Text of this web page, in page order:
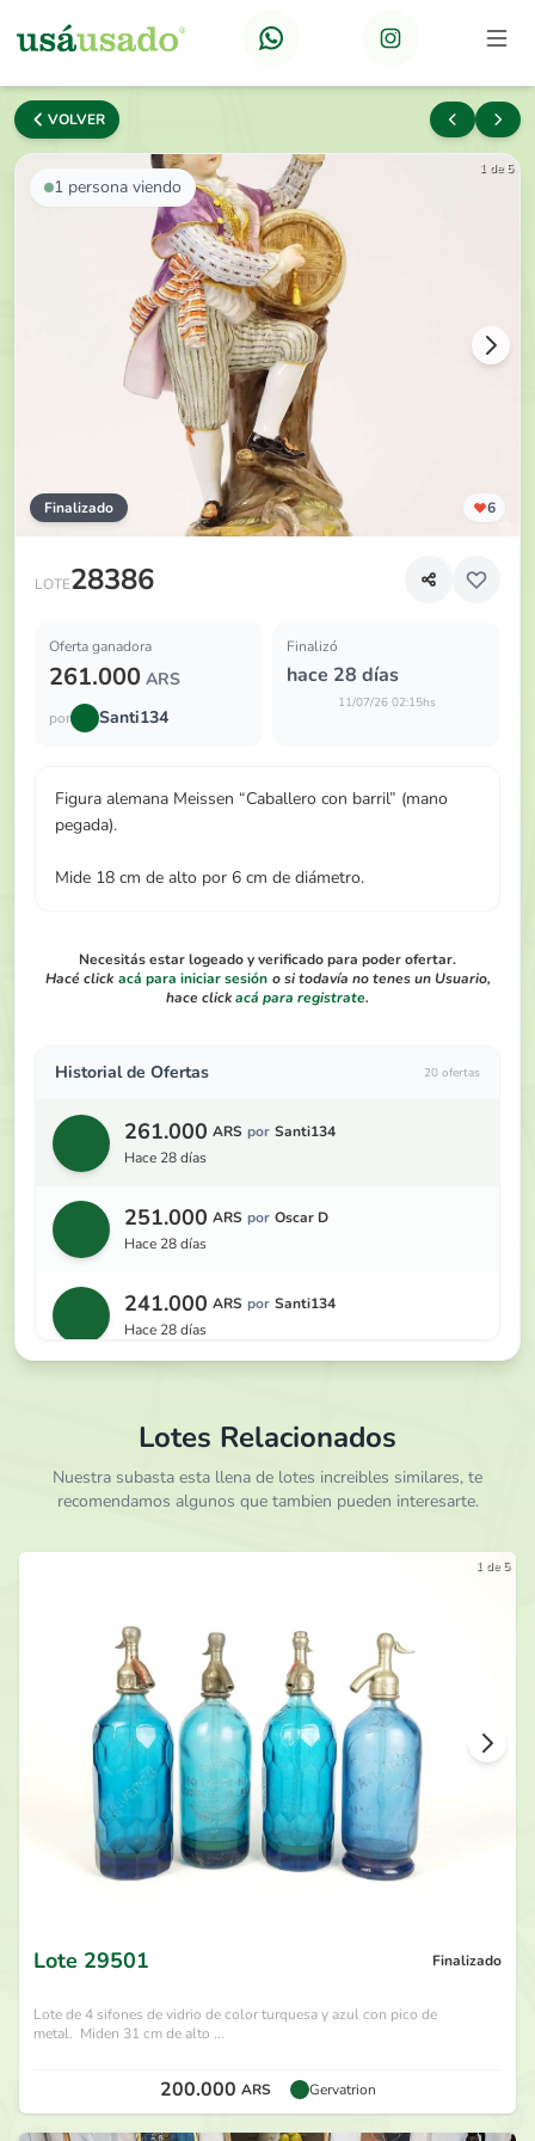
VOLVER
1 persona viendo
Finalizado 6
1 de 5
LOTE28386
Figura alemana Meissen “Caballero con barril” (mano
Oferta ganadora
261.000 ARS
por Santi134
Finalizó
hace 28 días
11/07/26 02:15hs
Figura alemana Meissen “Caballero con barril” (mano
pegada).
Mide 18 cm de alto por 6 cm de diámetro.
Necesitás estar logeado y verificado para poder ofertar.
Hacé click acá para iniciar sesión o si todavía no tenes un Usuario,
hace clickacá para registrate.
Historial de Ofertas 20 ofertas
261.000 ARS por Santi134
hace 28 días
251.000 ARS por Oscar D
hace 28 días
241.000 ARS por Santi134
hace 28 días
221.000 ARS por Santi134
hace 28 días
211.000
201.000 ARS
Santi134
hace 28 días
191.000 ARS por Z Lange
hace 28 días
181.000 ARS por Jeanpiere
hace 28 días
Lotes Relacionados
Nuestra subasta esta llena de lotes increibles similares, te
recomendamos algunos que tambien pueden interesarte.
1 de 5
Lote 29501 Finalizado
Lote de 4 sifones de vidrio de color turquesa y azul con pico de
metal. Miden 31 cm de alto ...
200.000 ARS Gervatrion